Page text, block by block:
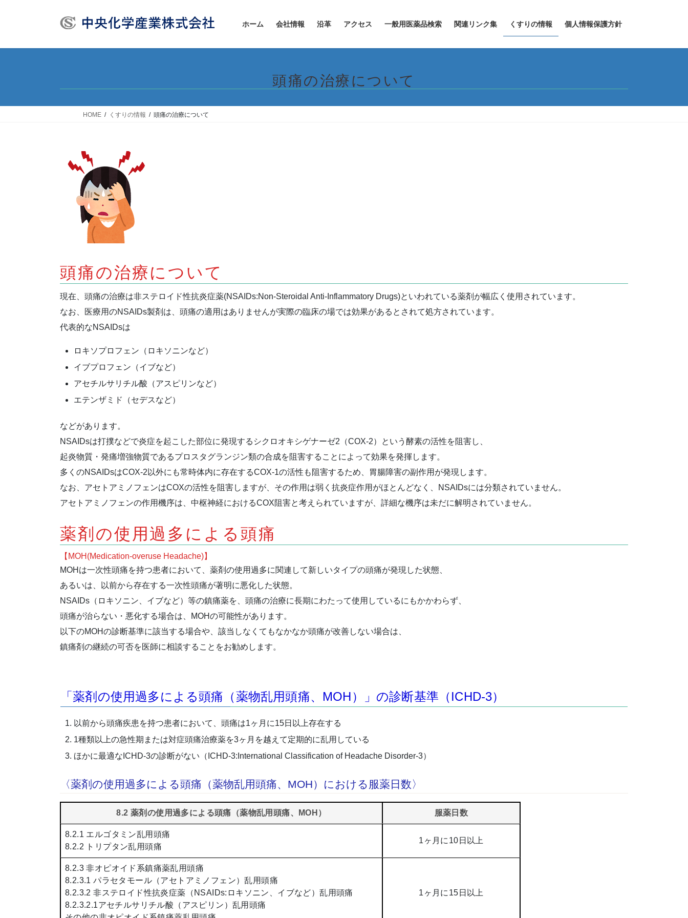
ホーム 会社情報 沿革 アクセス 一般用医薬品検索 関連リンク集 くすりの情報 個人情報保護方針
頭痛の治療について
HOME くすりの情報 頭痛の治療について
頭痛の治療について
現在、頭痛の治療は非ステロイド性抗炎症薬(NSAIDs:Non-Steroidal Anti-Inflammatory Drugs)といわれている薬剤が幅広く使用されています。
なお、医療用のNSAIDs製剤は、頭痛の適用はありませんが実際の臨床の場では効果があるとされて処方されています。
代表的なNSAIDsは
ロキソプロフェン（ロキソニンなど）
イブプロフェン（イブなど）
アセチルサリチル酸（アスピリンなど）
エテンザミド（セデスなど）
などがあります。
NSAIDsは打撲などで炎症を起こした部位に発現するシクロオキシゲナーゼ2（COX-2）という酵素の活性を阻害し、
起炎物質・発痛増強物質であるプロスタグランジン類の合成を阻害することによって効果を発揮します。
多くのNSAIDsはCOX-2以外にも常時体内に存在するCOX-1の活性も阻害するため、胃腸障害の副作用が発現します。
なお、アセトアミノフェンはCOXの活性を阻害しますが、その作用は弱く抗炎症作用がほとんどなく、NSAIDsには分類されていません。
アセトアミノフェンの作用機序は、中枢神経におけるCOX阻害と考えられていますが、詳細な機序は未だに解明されていません。
薬剤の使用過多による頭痛
【MOH(Medication-overuse Headache)】
MOHは一次性頭痛を持つ患者において、薬剤の使用過多に関連して新しいタイプの頭痛が発現した状態、
あるいは、以前から存在する一次性頭痛が著明に悪化した状態。
NSAIDs（ロキソニン、イブなど）等の鎮痛薬を、頭痛の治療に長期にわたって使用しているにもかかわらず、
頭痛が治らない・悪化する場合は、MOHの可能性があります。
以下のMOHの診断基準に該当する場合や、該当しなくてもなかなか頭痛が改善しない場合は、
鎮痛剤の継続の可否を医師に相談することをお勧めします。
「薬剤の使用過多による頭痛（薬物乱用頭痛、MOH）」の診断基準（ICHD-3）
以前から頭痛疾患を持つ患者において、頭痛は1ヶ月に15日以上存在する
1種類以上の急性期または対症頭痛治療薬を3ヶ月を越えて定期的に乱用している
ほかに最適なICHD-3の診断がない（ICHD-3:International Classification of Headache Disorder-3）
〈薬剤の使用過多による頭痛（薬物乱用頭痛、MOH）における服薬日数〉
8.2 薬剤の使用過多による頭痛（薬物乱用頭痛、MOH） 服薬日数
8.2.1 エルゴタミン乱用頭痛
8.2.2 トリプタン乱用頭痛
1ヶ月に10日以上
8.2.3 非オピオイド系鎮痛薬乱用頭痛
8.2.3.1 パラセタモール（アセトアミノフェン）乱用頭痛
8.2.3.2 非ステロイド性抗炎症薬（NSAIDs:ロキソニン、イブなど）乱用頭痛
8.2.3.2.1アセチルサリチル酸（アスピリン）乱用頭痛
1ヶ月に15日以上